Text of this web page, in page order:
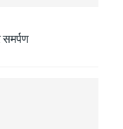
समर्पण